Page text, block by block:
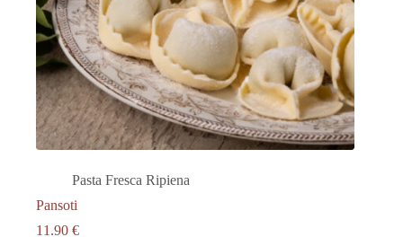
Pasta Fresca Ripiena
Pansoti
11.90 €